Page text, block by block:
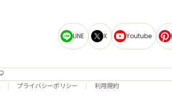
LINE X Youtube
プライバシーポリシー 利用規約